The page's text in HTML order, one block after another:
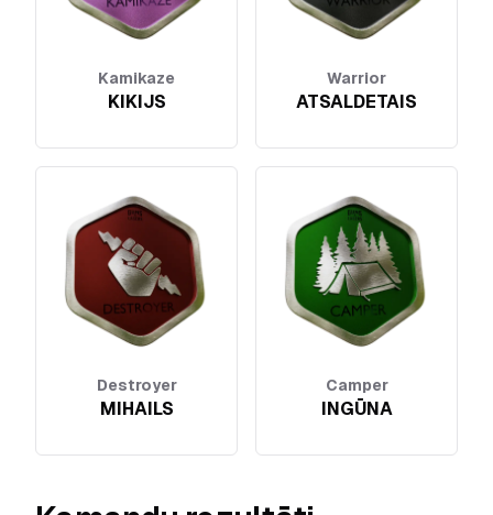
Kamikaze
KIKIJS
Warrior
ATSALDETAIS
Destroyer
MIHAILS
Camper
INGŪNA